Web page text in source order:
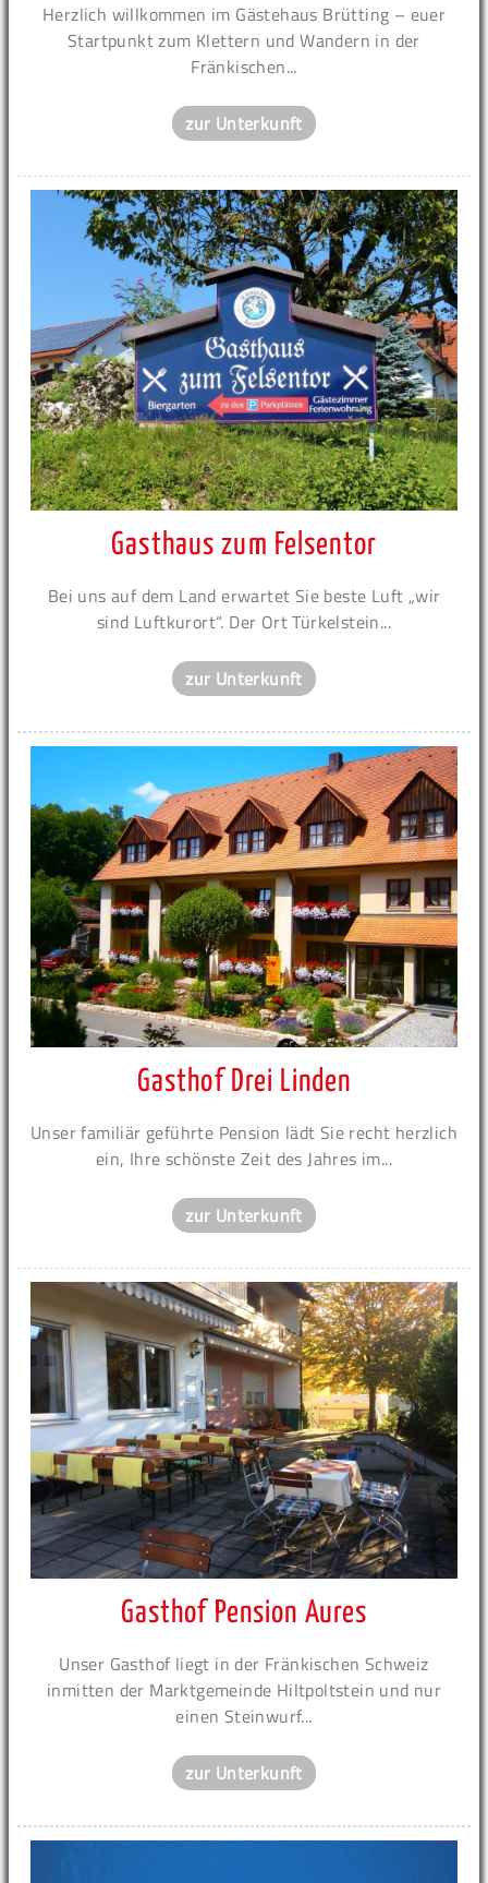
Herzlich willkommen im Gästehaus Brütting – euer
Startpunkt zum Klettern und Wandern in der
Fränkischen...
zur Unterkunft
Gasthaus zum Felsentor
Bei uns auf dem Land erwartet Sie beste Luft „wir
sind Luftkurort“. Der Ort Türkelstein...
zur Unterkunft
Gasthof Drei Linden
Unser familiär geführte Pension lädt Sie recht herzlich
ein, Ihre schönste Zeit des Jahres im...
zur Unterkunft
Gasthof Pension Aures
Unser Gasthof liegt in der Fränkischen Schweiz
inmitten der Marktgemeinde Hiltpoltstein und nur
einen Steinwurf...
zur Unterkunft